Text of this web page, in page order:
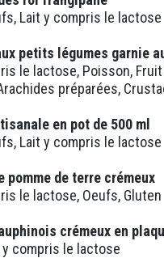
Lait y compris le lactose
petits légumes garnie
le lactose, Poisson,
préparées,
en pot de 500 ml
Lait y compris le lactose
pomme de terre crémeux
le lactose, Oeufs, Gluten
crémeux en
y compris le lactose